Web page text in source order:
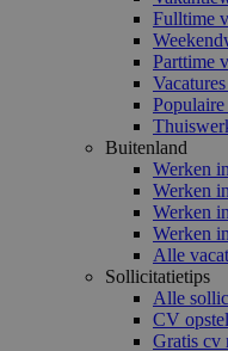
Fulltime
Parttime
Populaire
Buitenland
Werken
Werken
Werken
Werken
Alle
Sollicitatietips
Alle
CV
Gratis cv